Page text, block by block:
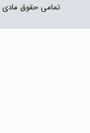
تمامی حقوق مادی